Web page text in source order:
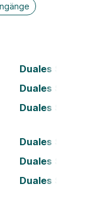
Duales Studium
Duales Studium
Duales Studium
Duales Studium
Duales Studium
Duales Studium